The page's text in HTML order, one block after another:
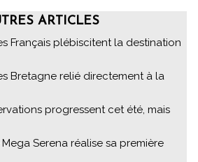
ARTICLES
Français plébiscitent la destination
Bretagne relié directement à la
progressent cet été, mais
Serena réalise sa première